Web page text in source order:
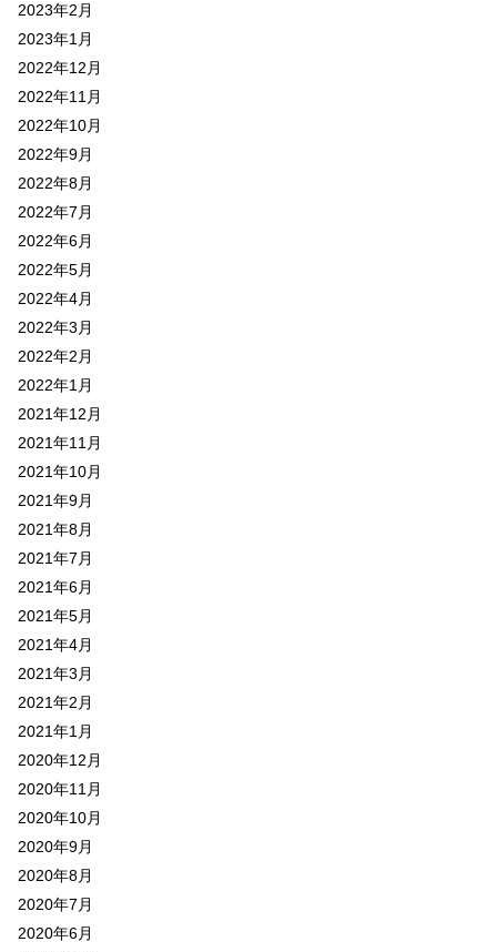
2023年2月
2023年1月
2022年12月
2022年11月
2022年10月
2022年9月
2022年8月
2022年7月
2022年6月
2022年5月
2022年4月
2022年3月
2022年2月
2022年1月
2021年12月
2021年11月
2021年10月
2021年9月
2021年8月
2021年7月
2021年6月
2021年5月
2021年4月
2021年3月
2021年2月
2021年1月
2020年12月
2020年11月
2020年10月
2020年9月
2020年8月
2020年7月
2020年6月